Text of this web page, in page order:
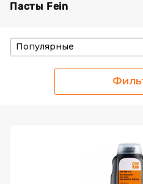
Пасты Fein
Популярные